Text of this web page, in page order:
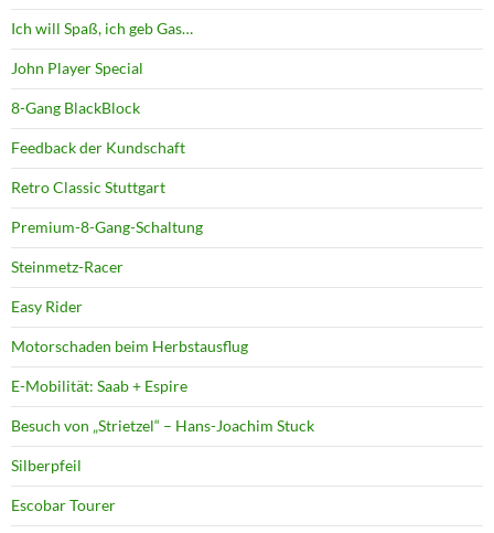
Ich will Spaß, ich geb Gas…
John Player Special
8-Gang BlackBlock
Feedback der Kundschaft
Retro Classic Stuttgart
Premium-8-Gang-Schaltung
Steinmetz-Racer
Easy Rider
Motorschaden beim Herbstausflug
E-Mobilität: Saab + Espire
Besuch von „Strietzel“ – Hans-Joachim Stuck
Silberpfeil
Escobar Tourer